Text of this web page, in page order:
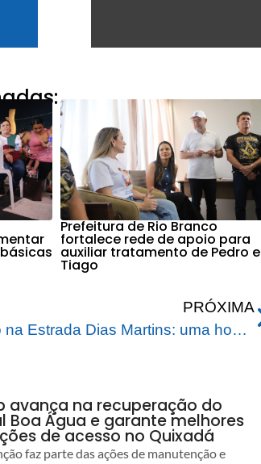
Prefeitura de Rio Branco
fortalece rede de apoio para
auxiliar tratamento de Pedro e
Tiago
PRÓXIMA
Viaduto na Estrada Dias Martins: uma homenagem ao Agronegócio e à riqueza da Amazônia
avança na recuperação do
Boa Água e garante melhores
de acesso no Quixadá
faz parte das ações de manutenção e